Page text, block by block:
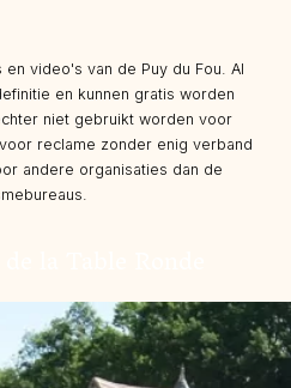
video's van de Puy du Fou. Al
en kunnen gratis worden
niet gebruikt worden voor
reclame zonder enig verband
andere organisaties dan de